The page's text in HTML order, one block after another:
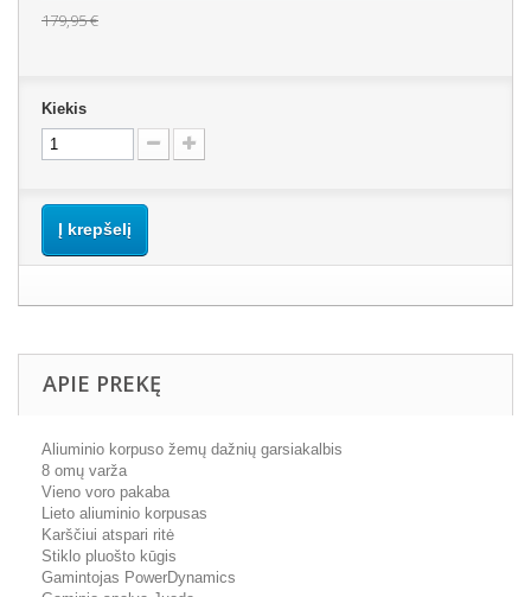
179,95 €
Kiekis
Į krepšelį
APIE PREKĘ
Aliuminio korpuso žemų dažnių garsiakalbis
8 omų varža
Vieno voro pakaba
Lieto aliuminio korpusas
Karščiui atspari ritė
Stiklo pluošto kūgis
Gamintojas PowerDynamics